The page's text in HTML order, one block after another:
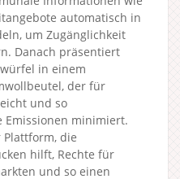
automatisch in
um Zugänglichkeit
Danach präsentiert
in einem
der für
und so
Emissionen minimiert.
Plattform, die
hilft, Rechte für
und so einen